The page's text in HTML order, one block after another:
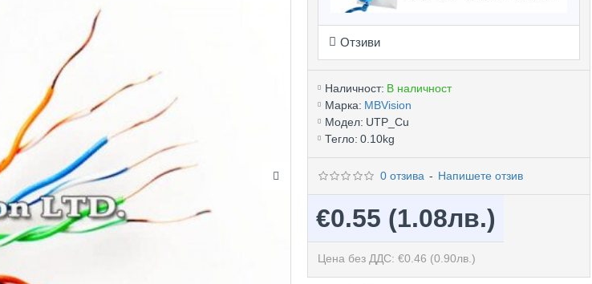
Отзиви
Наличност: В наличност
Марка: MBVision
Модел: UTP_Cu
Тегло: 0.10kg
0 отзива - Напишете отзив
€0.55 (1.08лв.)
Цена без ДДС: €0.46 (0.90лв.)